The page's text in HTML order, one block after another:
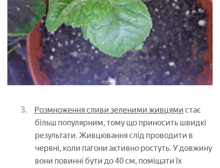
Розмноження сливи зеленими живцями стає
більш популярним, тому що приносить швидкі
результати. Живцювання слід проводити в
червні, коли пагони активно ростуть. У довжину
вони повинні бути до 40 см, поміщати їх